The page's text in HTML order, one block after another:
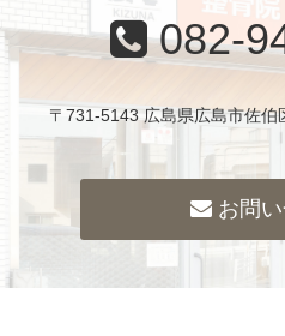
082-
〒731-5143 広島県広島市佐
お問い